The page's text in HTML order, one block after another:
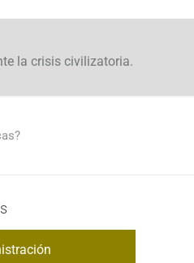
la crisis civilizatoria.